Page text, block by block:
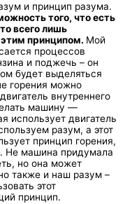
и принцип разума.
того, что есть
всего лишь
принципом. Мой
процессов
и поджечь – он
будет выделяться
горения можно
внутреннего
машину —
использует двигатель
разум, a этот
принцип горения,
Не машина придумала
но она может
также и наш разум –
этот
принцип.